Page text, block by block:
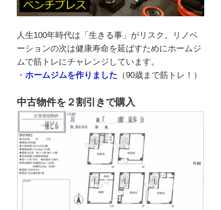
人生100年時代は「生きる事」がリスク。リノベ
ーションの次は健康寿命を延ばすためにホームジ
ムで筋トレにチャレンジしています。
・ ホームジムを作りました （90歳まで筋トレ！）
中古物件を２割引きで購入